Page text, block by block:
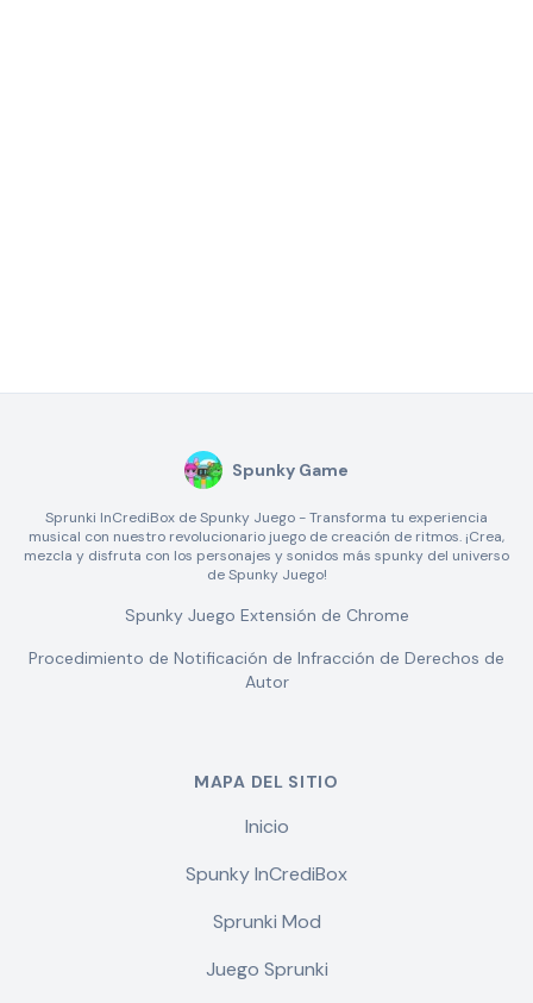
Spunky Game
Sprunki InCrediBox de Spunky Juego - Transforma tu experiencia
musical con nuestro revolucionario juego de creación de ritmos. ¡Crea,
mezcla y disfruta con los personajes y sonidos más spunky del universo
de Spunky Juego!
Spunky Juego Extensión de Chrome
Procedimiento de Notificación de Infracción de Derechos de
Autor
MAPA DEL SITIO
Inicio
Spunky InCrediBox
Sprunki Mod
Juego Sprunki